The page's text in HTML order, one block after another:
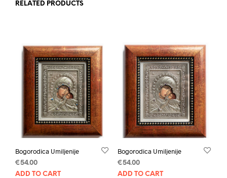
RELATED PRODUCTS
Bogorodica Umiljenije
€54.00
ADD TO CART
Bogorodica Umiljenije
€54.00
ADD TO CART